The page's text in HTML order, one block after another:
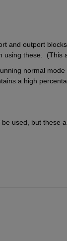
and outport
these.
normal
a high
used, but these